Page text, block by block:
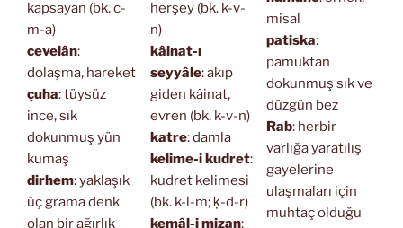
kapsayan (bk. c-
m-a)
cevelân:
dolaşma, hareket
çuha: tüysüz
ince, sık
dokunmuş yün
kumaş
dirhem: yaklaşık
üç grama denk
olan bir ağırlık
herşey (bk. k-v-
n)
kâinat-ı
seyyâle: akıp
giden kâinat,
evren (bk. k-v-n)
katre: damla
kelime-i kudret:
kudret kelimesi
(bk. k-l-m; ḳ-d-r)
kemâl-i mizan:
misal
patiska:
pamuktan
dokunmuş sık ve
düzgün bez
Rab: herbir
varlığa yaratılış
gayelerine
ulaşmaları için
muhtaç olduğu